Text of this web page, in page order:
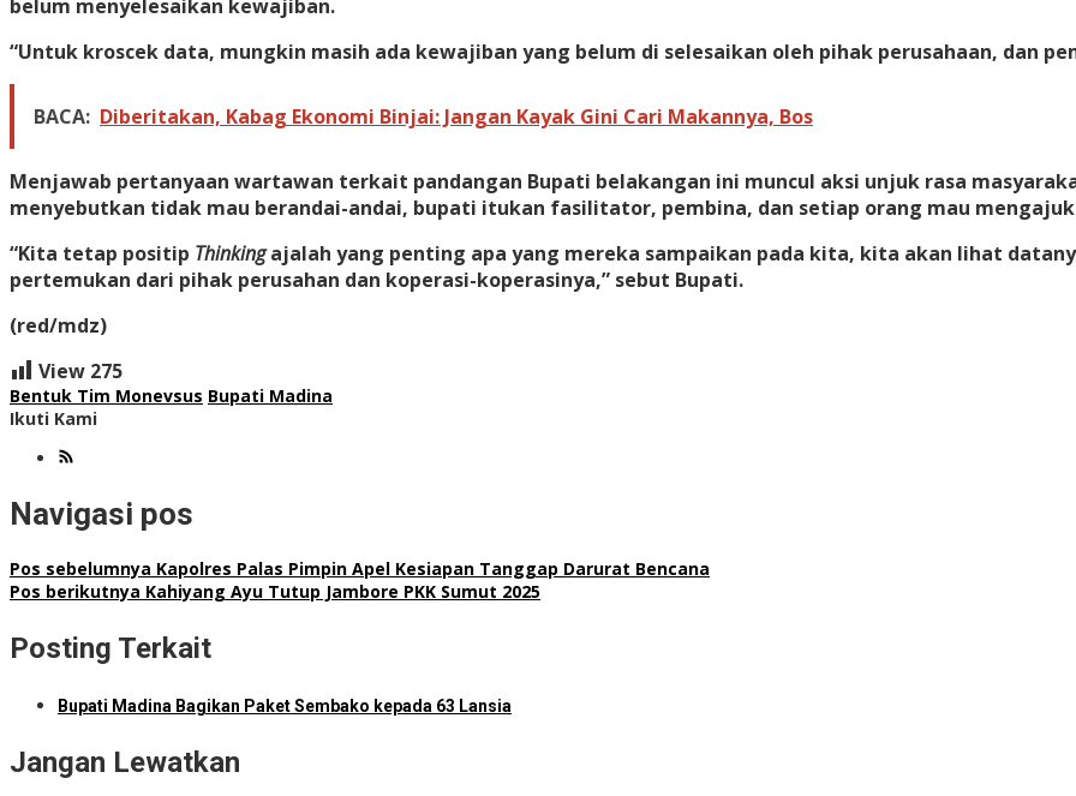
belum menyelesaikan kewajiban.
“Untuk kroscek data, mungkin masih ada kewajiban yang belum di selesaikan oleh pihak perusahaan, dan
BACA: Diberitakan, Kabag Ekonomi Binjai: Jangan Kayak Gini Cari Makannya, Bos
Menjawab pertanyaan wartawan terkait pandangan Bupati belakangan ini muncul aksi unjuk rasa
menyebutkan tidak mau berandai-andai, bupati itukan fasilitator, pembina, dan setiap orang mau
“Kita tetap positip Thinkingajalah yang penting apa yang mereka sampaikan pada kita, kita akan lihat
pertemukan dari pihak perusahan dan koperasi-koperasinya,” sebut Bupati.
(red/mdz)
View 275
Bentuk Tim Monevsus Bupati Madina
Ikuti Kami
Navigasi pos
Pos sebelumnya Kapolres Palas Pimpin Apel Kesiapan Tanggap Darurat Bencana
Pos berikutnya Kahiyang Ayu Tutup Jambore PKK Sumut 2025
Posting Terkait
Bupati Madina Bagikan Paket Sembako kepada 63 Lansia
Jangan Lewatkan